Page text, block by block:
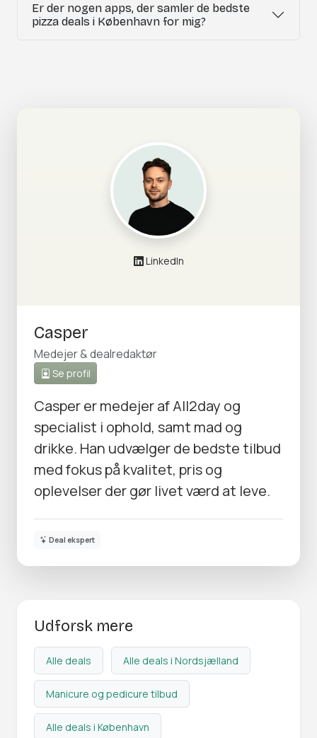
Er der nogen apps, der samler de bedste
pizza deals i København for mig?
LinkedIn
Casper
Medejer & dealredaktør
Se profil
Casper er medejer af All2day og
specialist i ophold, samt mad og
drikke. Han udvælger de bedste tilbud
med fokus på kvalitet, pris og
oplevelser der gør livet værd at leve.
Deal ekspert
Udforsk mere
Alle deals Alle deals i Nordsjælland
Manicure og pedicure tilbud
Alle deals i København